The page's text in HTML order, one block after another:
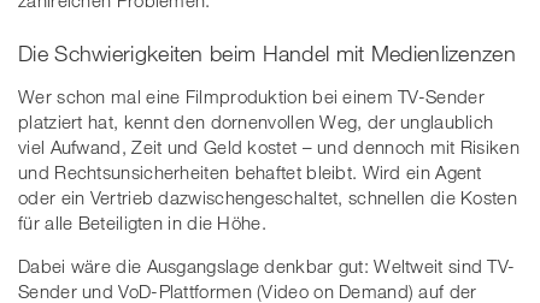
Die Schwierigkeiten beim Handel mit Medienlizenzen
Wer schon mal eine Filmproduktion bei einem TV-Sender
platziert hat, kennt den dornenvollen Weg, der unglaublich
viel Aufwand, Zeit und Geld kostet – und dennoch mit Risiken
und Rechtsunsicherheiten behaftet bleibt. Wird ein Agent
oder ein Vertrieb dazwischengeschaltet, schnellen die Kosten
für alle Beteiligten in die Höhe.
Dabei wäre die Ausgangslage denkbar gut: Weltweit sind TV-
Sender und VoD-Plattformen (Video on Demand) auf der